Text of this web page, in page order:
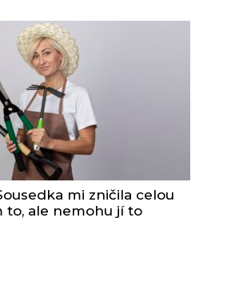
mi zničila celou
to, ale nemohu jí to